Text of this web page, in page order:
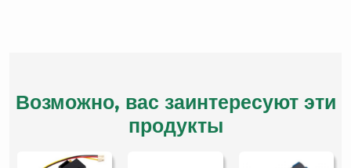
Возможно, вас заинтересуют эти
продукты